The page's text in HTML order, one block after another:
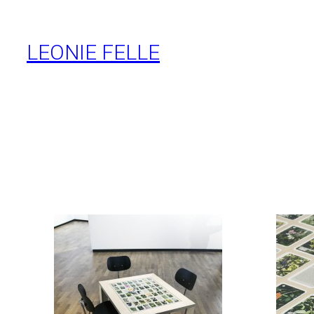
Inhalt
springen
LEONIE FELLE